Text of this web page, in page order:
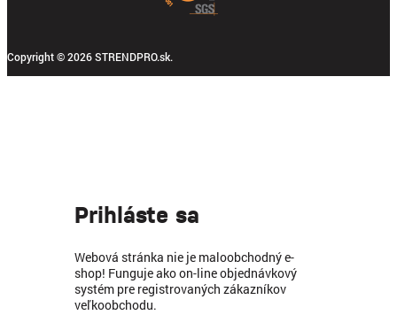
Copyright © 2026 STRENDPRO.sk.
Prihláste sa
Webová stránka nie je maloobchodný e-
shop! Funguje ako on-line objednávkový
systém pre registrovaných zákazníkov
veľkoobchodu.